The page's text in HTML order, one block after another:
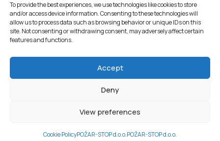
To provide the best experiences, we use technologies like cookies to store
and/or access device information. Consenting to these technologies will
allow us to process data such as browsing behavior or unique IDs on this
site. Not consenting or withdrawing consent, may adversely affect certain
features and functions.
Accept
Deny
View preferences
Cookie PolicyPOŽAR-STOP d.o.o.POŽAR-STOP d.o.o.